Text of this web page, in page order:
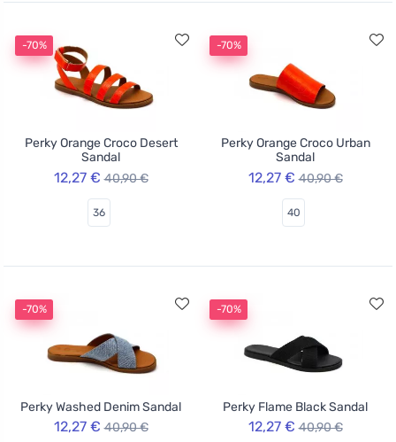
-70%
Perky Orange Croco Desert
Sandal
12,27 € 40,90 €
36
-70%
Perky Orange Croco Urban
Sandal
12,27 € 40,90 €
40
-70%
Perky Washed Denim Sandal
12,27 € 40,90 €
-70%
Perky Flame Black Sandal
12,27 € 40,90 €